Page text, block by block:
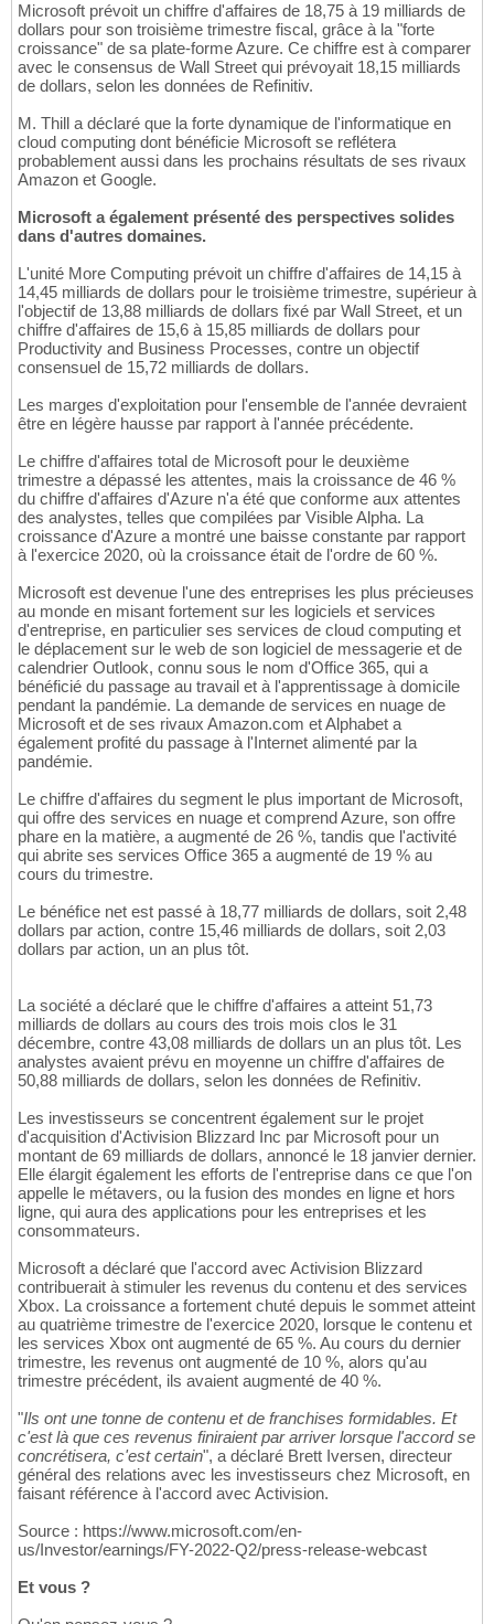
Microsoft prévoit un chiffre d'affaires de 18,75 à 19 milliards de
dollars pour son troisième trimestre fiscal, grâce à la "forte
croissance" de sa plate-forme Azure. Ce chiffre est à comparer
avec le consensus de Wall Street qui prévoyait 18,15 milliards
de dollars, selon les données de Refinitiv.
M. Thill a déclaré que la forte dynamique de l'informatique en
cloud computing dont bénéficie Microsoft se reflétera
probablement aussi dans les prochains résultats de ses rivaux
Amazon et Google.
Microsoft a également présenté des perspectives solides
dans d'autres domaines.
L'unité More Computing prévoit un chiffre d'affaires de 14,15 à
14,45 milliards de dollars pour le troisième trimestre, supérieur à
l'objectif de 13,88 milliards de dollars fixé par Wall Street, et un
chiffre d'affaires de 15,6 à 15,85 milliards de dollars pour
Productivity and Business Processes, contre un objectif
consensuel de 15,72 milliards de dollars.
Les marges d'exploitation pour l'ensemble de l'année devraient
être en légère hausse par rapport à l'année précédente.
Le chiffre d'affaires total de Microsoft pour le deuxième
trimestre a dépassé les attentes, mais la croissance de 46 %
du chiffre d'affaires d'Azure n'a été que conforme aux attentes
des analystes, telles que compilées par Visible Alpha. La
croissance d'Azure a montré une baisse constante par rapport
à l'exercice 2020, où la croissance était de l'ordre de 60 %.
Microsoft est devenue l'une des entreprises les plus précieuses
au monde en misant fortement sur les logiciels et services
d'entreprise, en particulier ses services de cloud computing et
le déplacement sur le web de son logiciel de messagerie et de
calendrier Outlook, connu sous le nom d'Office 365, qui a
bénéficié du passage au travail et à l'apprentissage à domicile
pendant la pandémie. La demande de services en nuage de
Microsoft et de ses rivaux Amazon.com et Alphabet a
également profité du passage à l'Internet alimenté par la
pandémie.
Le chiffre d'affaires du segment le plus important de Microsoft,
qui offre des services en nuage et comprend Azure, son offre
phare en la matière, a augmenté de 26 %, tandis que l'activité
qui abrite ses services Office 365 a augmenté de 19 % au
cours du trimestre.
Le bénéfice net est passé à 18,77 milliards de dollars, soit 2,48
dollars par action, contre 15,46 milliards de dollars, soit 2,03
dollars par action, un an plus tôt.
La société a déclaré que le chiffre d'affaires a atteint 51,73
milliards de dollars au cours des trois mois clos le 31
décembre, contre 43,08 milliards de dollars un an plus tôt. Les
analystes avaient prévu en moyenne un chiffre d'affaires de
50,88 milliards de dollars, selon les données de Refinitiv.
Les investisseurs se concentrent également sur le projet
d'acquisition d'Activision Blizzard Inc par Microsoft pour un
montant de 69 milliards de dollars, annoncé le 18 janvier dernier.
Elle élargit également les efforts de l'entreprise dans ce que l'on
appelle le métavers, ou la fusion des mondes en ligne et hors
ligne, qui aura des applications pour les entreprises et les
consommateurs.
Microsoft a déclaré que l'accord avec Activision Blizzard
contribuerait à stimuler les revenus du contenu et des services
Xbox. La croissance a fortement chuté depuis le sommet atteint
au quatrième trimestre de l'exercice 2020, lorsque le contenu et
les services Xbox ont augmenté de 65 %. Au cours du dernier
trimestre, les revenus ont augmenté de 10 %, alors qu'au
trimestre précédent, ils avaient augmenté de 40 %.
"Ils ont une tonne de contenu et de franchises formidables. Et
c'est là que ces revenus finiraient par arriver lorsque l'accord se
concrétisera, c'est certain", a déclaré Brett Iversen, directeur
général des relations avec les investisseurs chez Microsoft, en
faisant référence à l'accord avec Activision.
Source : https://www.microsoft.com/en-
us/Investor/earnings/FY-2022-Q2/press-release-webcast
Et vous ?